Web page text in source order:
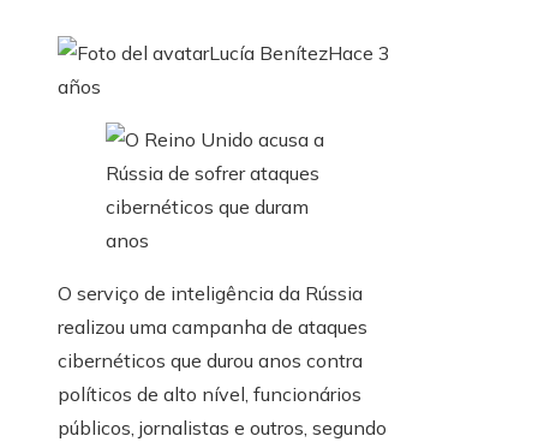
Lucía BenítezHace 3
años
O serviço de inteligência da Rússia
realizou uma campanha de ataques
cibernéticos que durou anos contra
políticos de alto nível, funcionários
públicos, jornalistas e outros, segundo